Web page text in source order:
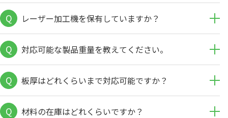
Q レーザー加工機を保有していますか？
Q 対応可能な製品重量を教えてください。
Q 板厚はどれくらいまで対応可能ですか？
Q 材料の在庫はどれくらいですか？